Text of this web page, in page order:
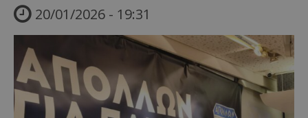
20/01/2026 - 19:31